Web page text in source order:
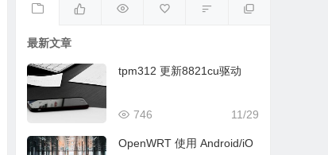
最新文章
tpm312 更新8821cu驱动
11/29
746
OpenWRT 使用 Android/iO